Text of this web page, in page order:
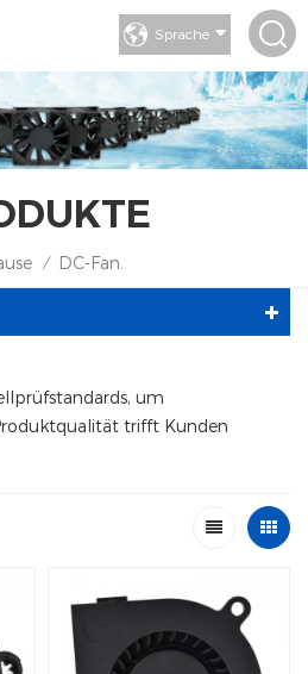
Sprache
/ DC-Fan.
um
trifft Kunden